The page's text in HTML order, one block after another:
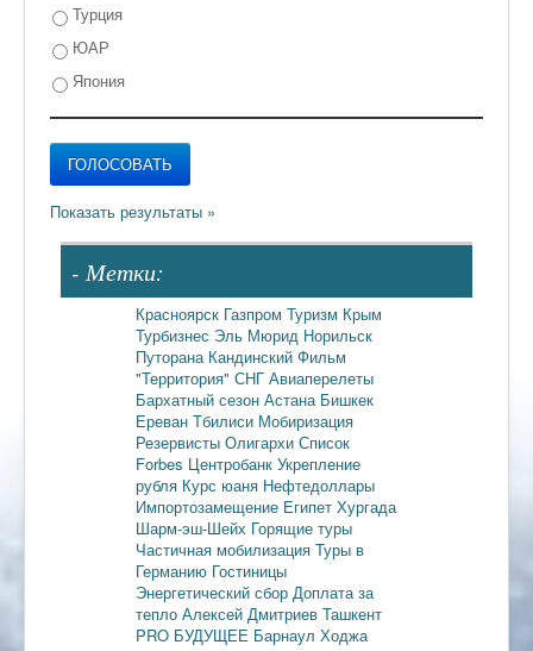
Турция
ЮАР
Япония
- Метки:
Красноярск Газпром Туризм Крым
Турбизнес Эль Мюрид Норильск
Путорана Кандинский Фильм
"Территория" СНГ Авиаперелеты
Бархатный сезон Астана Бишкек
Ереван Тбилиси Мобиризация
Резервисты Олигархи Список
Forbes Центробанк Укрепление
рубля Курс юаня Нефтедоллары
Импортозамещение Египет Хургада
Шарм-эш-Шейх Горящие туры
Частичная мобилизация Туры в
Германию Гостиницы
Энергетический сбор Доплата за
тепло Алексей Дмитриев Ташкент
PRO БУДУЩЕЕ Барнаул Ходжа